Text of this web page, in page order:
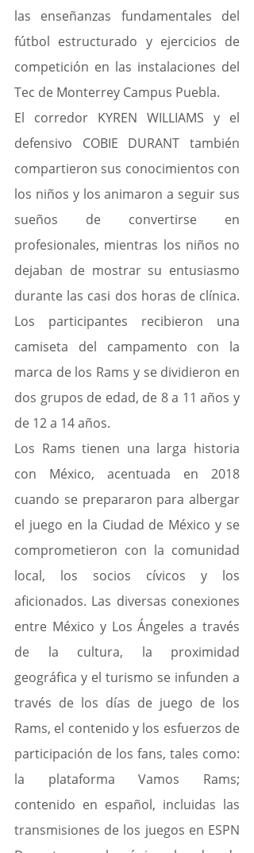
las enseñanzas fundamentales del
fútbol estructurado y ejercicios de
competición en las instalaciones del
Tec de Monterrey Campus Puebla.
El corredor KYREN WILLIAMS y el
defensivo COBIE DURANT también
compartieron sus conocimientos con
los niños y los animaron a seguir sus
sueños de convertirse en
profesionales, mientras los niños no
dejaban de mostrar su entusiasmo
durante las casi dos horas de clínica.
Los participantes recibieron una
camiseta del campamento con la
marca de los Rams y se dividieron en
dos grupos de edad, de 8 a 11 años y
de 12 a 14 años.
Los Rams tienen una larga historia
con México, acentuada en 2018
cuando se prepararon para albergar
el juego en la Ciudad de México y se
comprometieron con la comunidad
local, los socios cívicos y los
aficionados. Las diversas conexiones
entre México y Los Ángeles a través
de la cultura, la proximidad
geográfica y el turismo se infunden a
través de los días de juego de los
Rams, el contenido y los esfuerzos de
participación de los fans, tales como:
la plataforma Vamos Rams;
contenido en español, incluidas las
transmisiones de los juegos en ESPN